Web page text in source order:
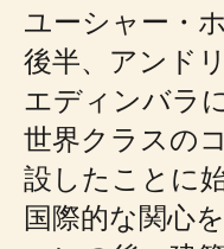
ユーシャー・
後半、アンド
エディンバラ
世界クラスの
設したことに
国際的な関心